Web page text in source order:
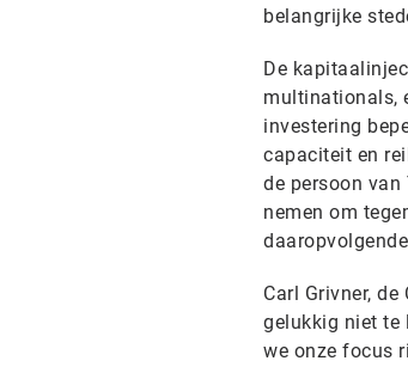
belangrijke
De
multinationals,
investering
capaciteit en
de persoon van
nemen om
Carl Grivner,
gelukkig niet te
we onze focus